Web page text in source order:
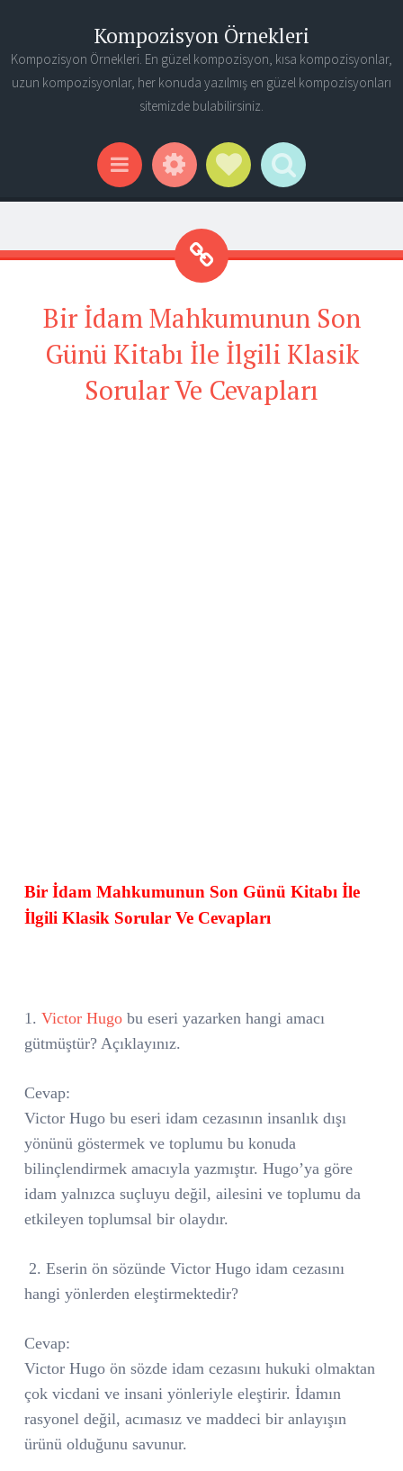
Kompozisyon Örnekleri
Kompozisyon Örnekleri. En güzel kompozisyon, kısa kompozisyonlar,
uzun kompozisyonlar, her konuda yazılmış en güzel kompozisyonları
sitemizde bulabilirsiniz.
Menu WidgetsSocial Links
Search
Bir İdam Mahkumunun Son
Günü Kitabı İle İlgili Klasik
Sorular Ve Cevapları
Bir İdam Mahkumunun Son Günü Kitabı İle
İlgili Klasik Sorular Ve Cevapları
1. Victor Hugo bu eseri yazarken hangi amacı
gütmüştür? Açıklayınız.
Cevap:
Victor Hugo bu eseri idam cezasının insanlık dışı
yönünü göstermek ve toplumu bu konuda
bilinçlendirmek amacıyla yazmıştır. Hugo’ya göre
idam yalnızca suçluyu değil, ailesini ve toplumu da
etkileyen toplumsal bir olaydır.
2. Eserin ön sözünde Victor Hugo idam cezasını
hangi yönlerden eleştirmektedir?
Cevap:
Victor Hugo ön sözde idam cezasını hukuki olmaktan
çok vicdani ve insani yönleriyle eleştirir. İdamın
rasyonel değil, acımasız ve maddeci bir anlayışın
ürünü olduğunu savunur.